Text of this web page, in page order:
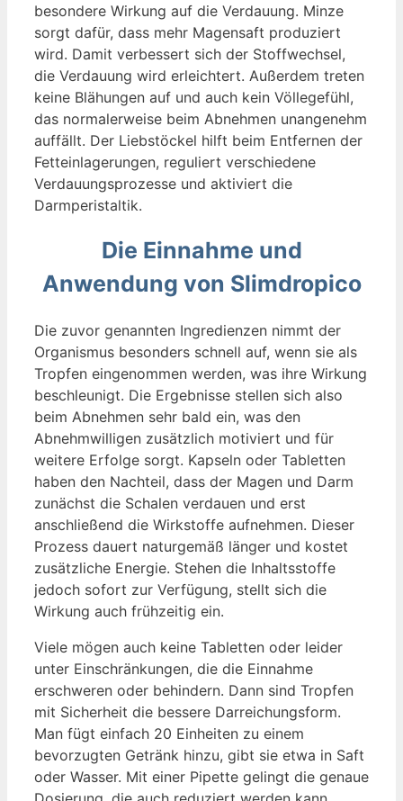
besondere Wirkung auf die Verdauung. Minze
sorgt dafür, dass mehr Magensaft produziert
wird. Damit verbessert sich der Stoffwechsel,
die Verdauung wird erleichtert. Außerdem treten
keine Blähungen auf und auch kein Völlegefühl,
das normalerweise beim Abnehmen unangenehm
auffällt. Der Liebstöckel hilft beim Entfernen der
Fetteinlagerungen, reguliert verschiedene
Verdauungsprozesse und aktiviert die
Darmperistaltik.
Die Einnahme und
Anwendung von Slimdropico
Die zuvor genannten Ingredienzen nimmt der
Organismus besonders schnell auf, wenn sie als
Tropfen eingenommen werden, was ihre Wirkung
beschleunigt. Die Ergebnisse stellen sich also
beim Abnehmen sehr bald ein, was den
Abnehmwilligen zusätzlich motiviert und für
weitere Erfolge sorgt. Kapseln oder Tabletten
haben den Nachteil, dass der Magen und Darm
zunächst die Schalen verdauen und erst
anschließend die Wirkstoffe aufnehmen. Dieser
Prozess dauert naturgemäß länger und kostet
zusätzliche Energie. Stehen die Inhaltsstoffe
jedoch sofort zur Verfügung, stellt sich die
Wirkung auch frühzeitig ein.
Viele mögen auch keine Tabletten oder leider
unter Einschränkungen, die die Einnahme
erschweren oder behindern. Dann sind Tropfen
mit Sicherheit die bessere Darreichungsform.
Man fügt einfach 20 Einheiten zu einem
bevorzugten Getränk hinzu, gibt sie etwa in Saft
oder Wasser. Mit einer Pipette gelingt die genaue